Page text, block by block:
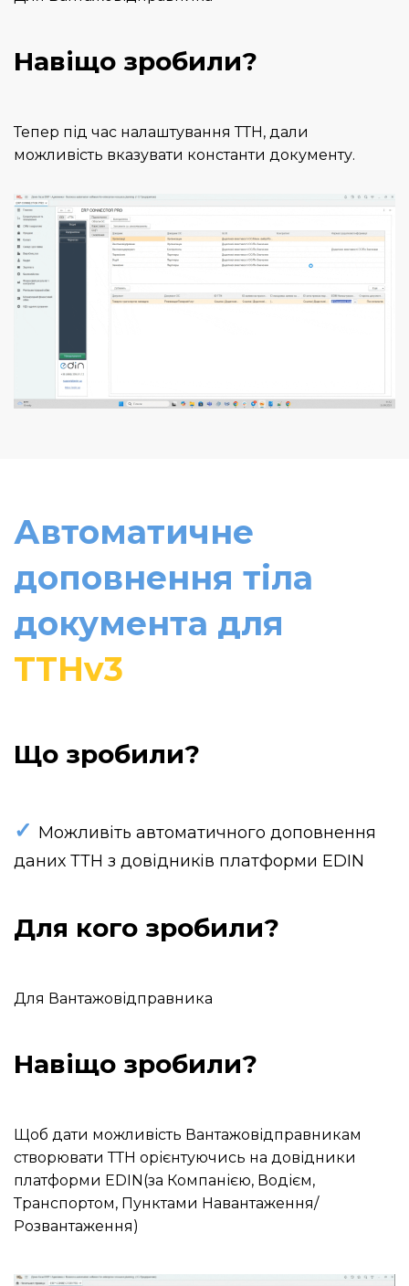
Навіщо зробили?
Тепер під час налаштування ТТН, дали
можливість вказувати константи документу.
Автоматичне
доповнення тіла
документа для
ТТНv3
Що зробили?
✓ Можливіть автоматичного доповнення
даних ТТН з довідників платформи EDIN
Для кого зробили?
Для Вантажовідправника
Навіщо зробили?
Щоб дати можливість Вантажовідправникам
створювати ТТН орієнтуючись на довідники
платформи EDIN(за Компанією, Водієм,
Транспортом, Пунктами Навантаження/
Розвантаження)